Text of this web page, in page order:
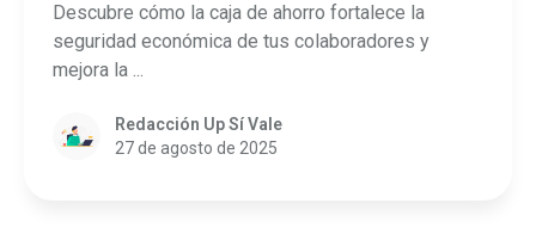
Descubre cómo la caja de ahorro fortalece la
seguridad económica de tus colaboradores y
mejora la ...
Redacción Up Sí Vale
27 de agosto de 2025